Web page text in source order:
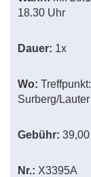
18.30 Uhr
Dauer: 1x
Wo:
Surberg/Lauter
Gebühr:
Nr.: X3395A